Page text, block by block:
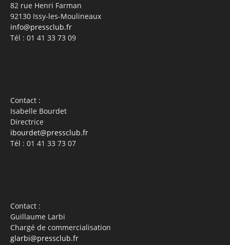
82 rue Henri Farman
92130 Issy-les-Moulineaux
info@pressclub.fr
Tél : 01 41 33 73 09
Contact :
Isabelle Bourdet
Directrice
ibourdet@pressclub.fr
Tél : 01 41 33 73 07
Contact :
Guillaume Larbi
Chargé de commercialisation
glarbi@pressclub.fr